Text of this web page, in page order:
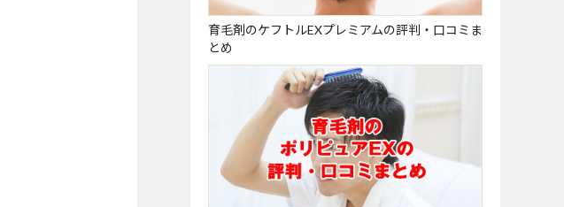
育毛剤のケフトルEXプレミアムの評判・口コミま
とめ